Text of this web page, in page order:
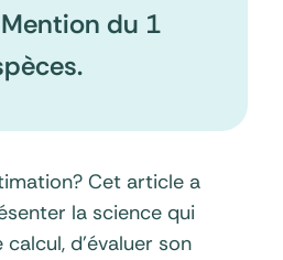
du 1
Cet article a
la science qui
d’évaluer son